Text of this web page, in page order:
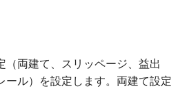
（両建て、スリッページ、益出
ール）を設定します。両建て設定